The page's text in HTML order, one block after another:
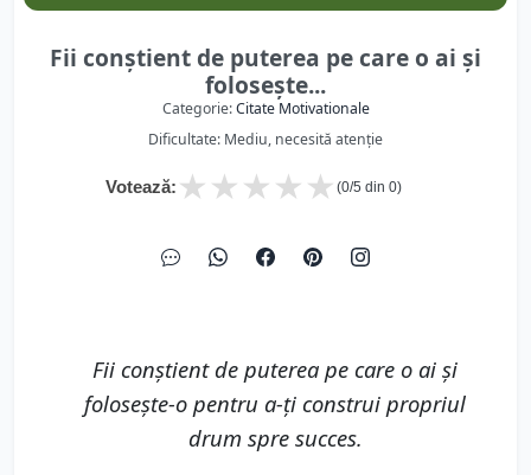
Fii conștient de puterea pe care o ai și
folosește...
Categorie:Citate Motivationale
Dificultate: Mediu, necesită atenție
Votează: ★
★
★
★
★ (0/5 din 0)
Fii conștient de puterea pe care o ai și
folosește-o pentru a-ți construi propriul
drum spre succes.